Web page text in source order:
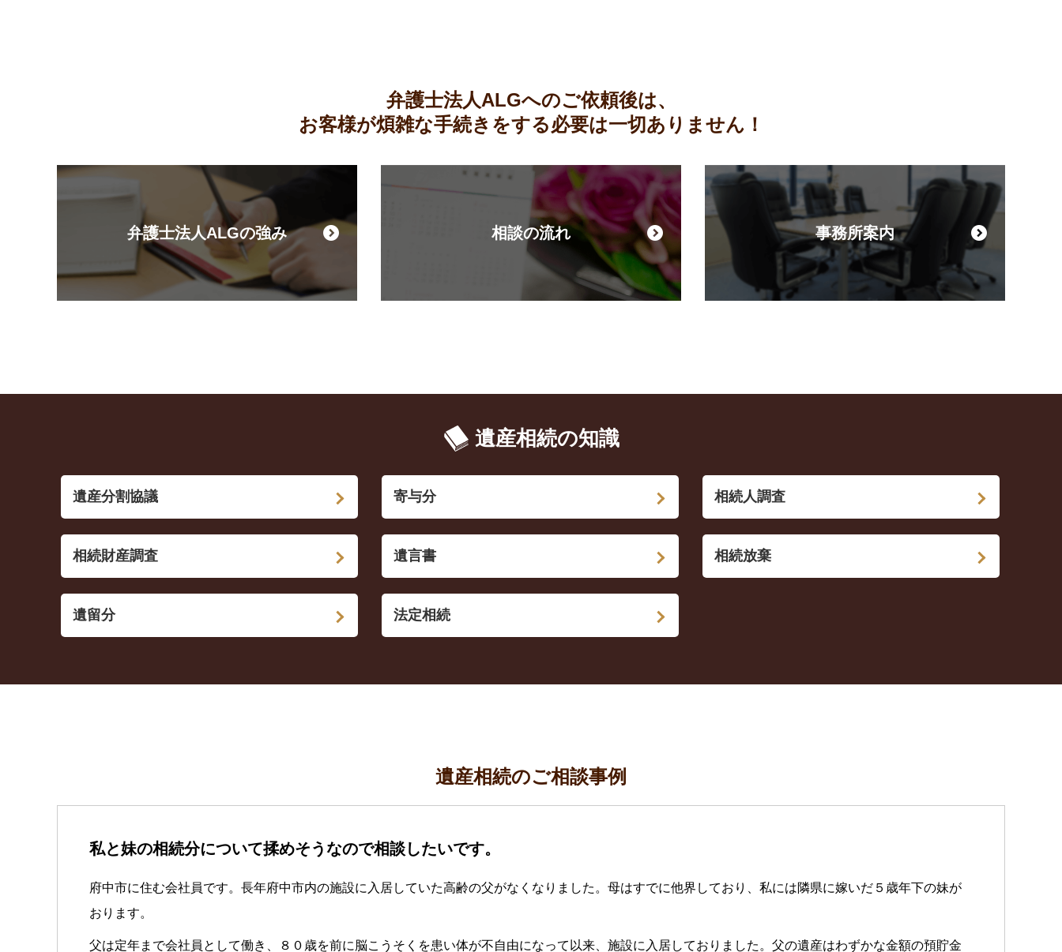
弁護士法人ALGへのご依頼後は、
お客様が煩雑な手続きをする必要は一切ありません！
弁護士法人ALGの強み 相談の流れ 事務所案内
遺産相続の知識
遺産分割協議 寄与分 相続人調査
相続財産調査 遺言書 相続放棄
遺留分 法定相続
遺産相続のご相談事例
私と妹の相続分について揉めそうなので相談したいです。
府中市に住む会社員です。長年府中市内の施設に入居していた高齢の父がなくなりました。母はすでに他界しており、私には隣県に嫁いだ５歳年下の妹が
おります。
父は定年まで会社員として働き、８０歳を前に脳こうそくを患い体が不自由になって以来、施設に入居しておりました。父の遺産はわずかな金額の預貯金